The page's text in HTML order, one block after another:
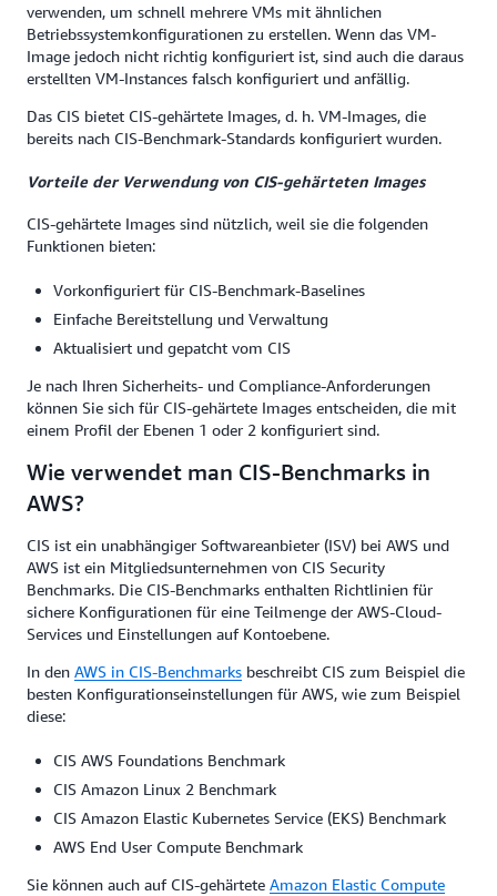
verwenden, um schnell mehrere VMs mit ähnlichen
Betriebssystemkonfigurationen zu erstellen. Wenn das VM-
Image jedoch nicht richtig konfiguriert ist, sind auch die daraus
erstellten VM-Instances falsch konfiguriert und anfällig.
Das CIS bietet CIS-gehärtete Images, d. h. VM-Images, die
bereits nach CIS-Benchmark-Standards konfiguriert wurden.
Vorteile der Verwendung von CIS-gehärteten Images
CIS-gehärtete Images sind nützlich, weil sie die folgenden
Funktionen bieten:
Vorkonfiguriert für CIS-Benchmark-Baselines
Einfache Bereitstellung und Verwaltung
Aktualisiert und gepatcht vom CIS
Je nach Ihren Sicherheits- und Compliance-Anforderungen
können Sie sich für CIS-gehärtete Images entscheiden, die mit
einem Profil der Ebenen 1 oder 2 konfiguriert sind.
Wie verwendet man CIS-Benchmarks in
AWS?
CIS ist ein unabhängiger Softwareanbieter (ISV) bei AWS und
AWS ist ein Mitgliedsunternehmen von CIS Security
Benchmarks. Die CIS-Benchmarks enthalten Richtlinien für
sichere Konfigurationen für eine Teilmenge der AWS-Cloud-
Services und Einstellungen auf Kontoebene.
In den AWS in CIS-Benchmarks beschreibt CIS zum Beispiel die
besten Konfigurationseinstellungen für AWS, wie zum Beispiel
diese:
CIS AWS Foundations Benchmark
CIS Amazon Linux 2 Benchmark
CIS Amazon Elastic Kubernetes Service (EKS) Benchmark
AWS End User Compute Benchmark
Sie können auch auf CIS-gehärtete Amazon Elastic Compute